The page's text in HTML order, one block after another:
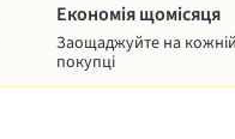
Економія щомісяця
Заощаджуйте на кожній
покупці